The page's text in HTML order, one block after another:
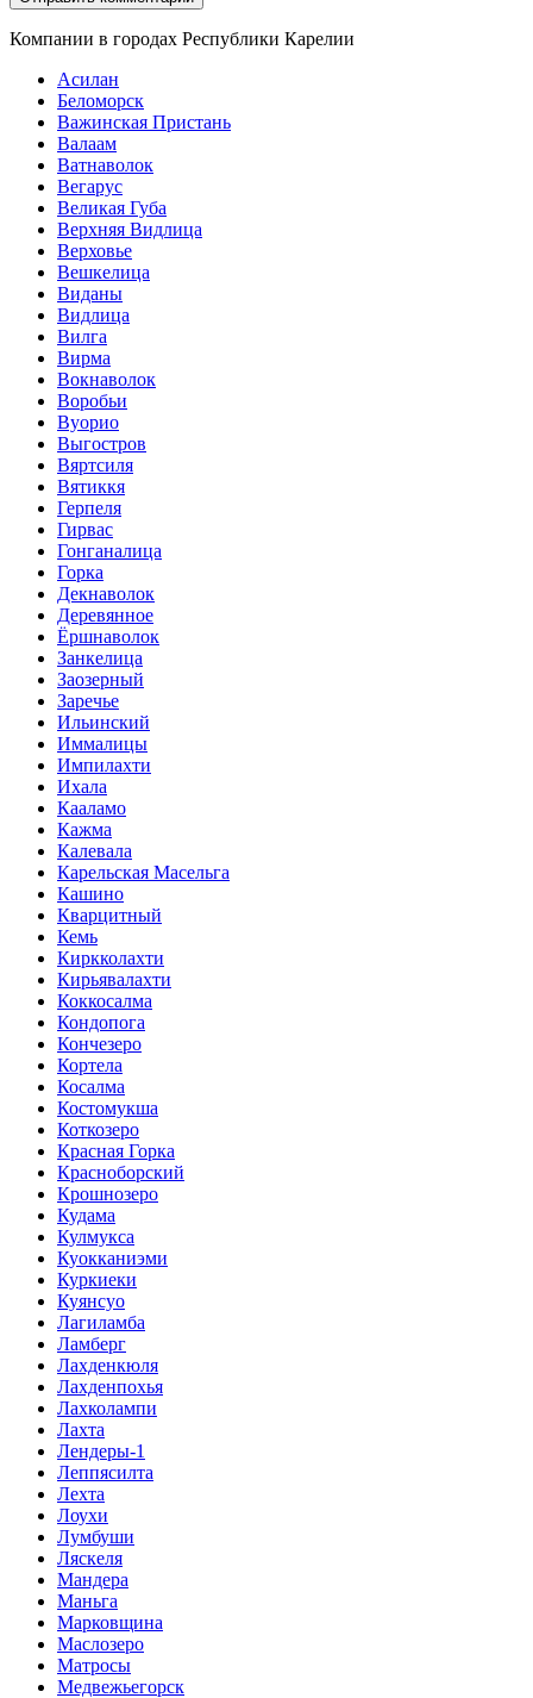
Компании в городах Республики Карелии
Асилан
Беломорск
Важинская Пристань
Валаам
Ватнаволок
Вегарус
Великая Губа
Верхняя Видлица
Верховье
Вешкелица
Виданы
Видлица
Вилга
Вирма
Вокнаволок
Воробьи
Вуорио
Выгостров
Вяртсиля
Вятиккя
Герпеля
Гирвас
Гонганалица
Горка
Декнаволок
Деревянное
Ёршнаволок
Занкелица
Заозерный
Заречье
Ильинский
Иммалицы
Импилахти
Ихала
Кааламо
Кажма
Калевала
Карельская Масельга
Кашино
Кварцитный
Кемь
Киркколахти
Кирьявалахти
Коккосалма
Кондопога
Кончезеро
Кортела
Косалма
Костомукша
Коткозеро
Красная Горка
Красноборский
Крошнозеро
Кудама
Кулмукса
Куокканиэми
Куркиеки
Куянсуо
Лагиламба
Ламберг
Лахденкюля
Лахденпохья
Лахколампи
Лахта
Лендеры-1
Леппясилта
Лехта
Лоухи
Лумбуши
Ляскеля
Мандера
Маньга
Марковщина
Маслозеро
Матросы
Медвежьегорск